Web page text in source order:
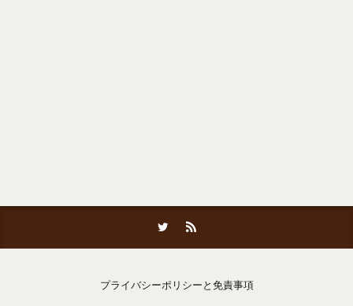
プライバシーポリシーと免責事項